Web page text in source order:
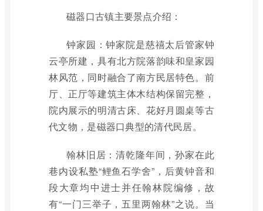
磁器口古镇主要景点介绍：
钟家园：钟家院是慈禧太后管家钟
云亭所建，具有北方院落韵味和皇家园
林风范，同时融合了南方民居特色。前
厅、正厅等建筑主体木结构保留完整，
院内展示的明清古床、花好月圆桌等古
代文物，是磁器口典型的清代民居。
翰林旧居：清乾隆年间，孙家在此
巷内设私塾“鲤鱼石学舍”，后黄钟音和
段大章均中进士并任翰林院编修，故
有“一门三举子，五里两翰林”之说。当